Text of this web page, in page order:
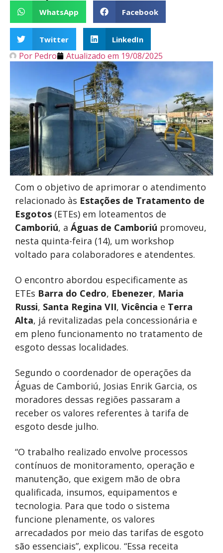
WhatsApp Facebook
Twitter LinkedIn
Por Pedro Atualizado em 19/08/2025
Com o objetivo de aprimorar o atendimento
relacionado às Estações de Tratamento de
Esgotos (ETEs) em loteamentos de
Camboriú, a Águas de Camboriú promoveu,
nesta quinta-feira (14), um workshop
voltado para colaboradores e atendentes.
O encontro abordou especificamente as
ETEs Barra do Cedro, Ebenezer, Maria
Russi, Santa Regina VII, Vicência e Terra
Alta, já revitalizadas pela concessionária e
em pleno funcionamento no tratamento de
esgoto dessas localidades.
Segundo o coordenador de operações da
Águas de Camboriú, Josias Enrik Garcia, os
moradores dessas regiões passaram a
receber os valores referentes à tarifa de
esgoto desde julho.
“O trabalho realizado envolve processos
contínuos de monitoramento, operação e
manutenção, que exigem mão de obra
qualificada, insumos, equipamentos e
tecnologia. Para que todo o sistema
funcione plenamente, os valores
arrecadados por meio das tarifas de esgoto
são essenciais”, explicou. “Essa receita